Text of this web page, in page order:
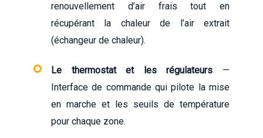
renouvellement d’air frais tout en
récupérant la chaleur de l’air extrait
(échangeur de chaleur).
Le thermostat et les régulateurs —
Interface de commande qui pilote la mise
en marche et les seuils de température
pour chaque zone.